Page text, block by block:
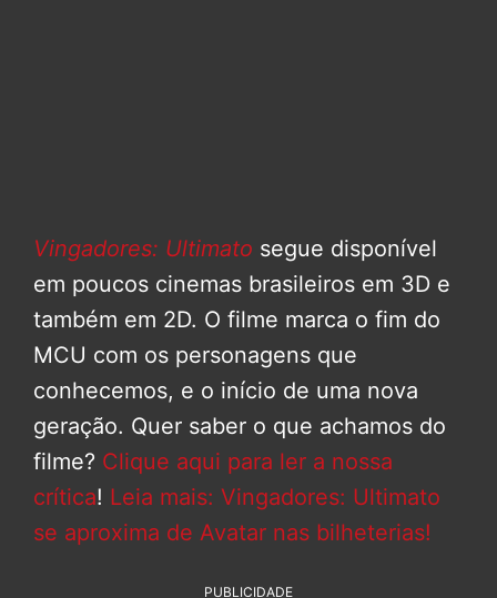
Vingadores: Ultimato segue disponível
em poucos cinemas brasileiros em 3D e
também em 2D. O filme marca o fim do
MCU com os personagens que
conhecemos, e o início de uma nova
geração. Quer saber o que achamos do
filme? Clique aqui para ler a nossa
crítica! Leia mais: Vingadores: Ultimato
se aproxima de Avatar nas bilheterias!
PUBLICIDADE